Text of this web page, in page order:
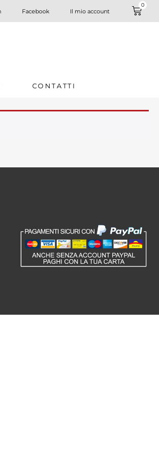
Facebook Il mio account
0
CONTATTI